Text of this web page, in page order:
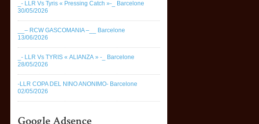
_- LLR Vs Tyris « Pressing Catch »-_ Barcelone
30/05/2026
__– RCW GASCOMANIA –__ Barcelone
13/06/2026
_- LLR Vs TYRIS « ALIANZA » -_ Barcelone
28/05/2026
-LLR COPA DEL NINO ANONIMO- Barcelone
02/05/2026